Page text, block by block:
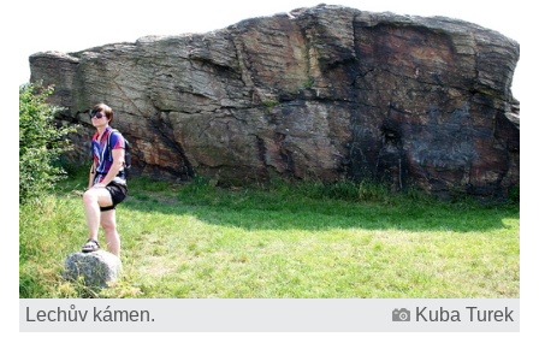
Lechův kámen. Kuba Turek